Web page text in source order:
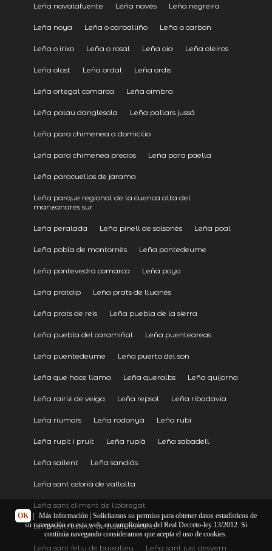
Leña navalafuente Leña navès Leña negreira
Leña noya Leña o carballiño Leña o carbon
Leña o irixo Leña o rosal Leña oia Leña oleiros
Leña olost Leña ordal Leña ordis
Leña ortegal comarca Leña oímbra
Leña palau danglesola Leña pallars jussá
Leña para chimenea a domicilio
Leña para chimenea precios Leña para paella
Leña paracuellos de jarama
Leña parque regional de la cuenca alta del
manzanares sur
Leña peralada Leña pinell de solsonès Leña poal
Leña pobla de montornès Leña pontedeume
Leña pontevedra comarca Leña poyo
Leña pratdip Leña prats de lluanès
Leña prats de reis Leña puebla de la sierra
Leña puebla del caramiñal Leña puenteareas
Leña puentedeume Leña puerto del son
Leña que hace llama Leña queralbs Leña quijorna
Leña rairiz de veiga Leña repsol Leña ribadavia
Leña riumors Leña rodonyà Leña rubí
Leña rupit i pruit Leña rupià Leña sabadell
Leña sallent Leña sandiás
Leña sant cebrià de vallalta
Leña sant climent de llobregat
Leña sant esteve de palautordera
Leña sant feliu de buixalleu Leña sant just desvern
OK Más información| Solicitamos su permiso para obtener datos estadísticos de
su navegación en esta web, en cumplimiento del Real Decreto-ley 13/2012. Si
continúa navegando consideramos que acepta el uso de cookies.